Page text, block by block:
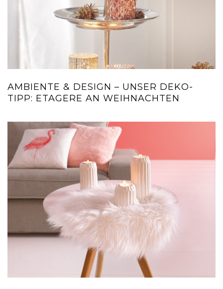
AMBIENTE & DESIGN – UNSER DEKO-
TIPP: ETAGERE AN WEIHNACHTEN